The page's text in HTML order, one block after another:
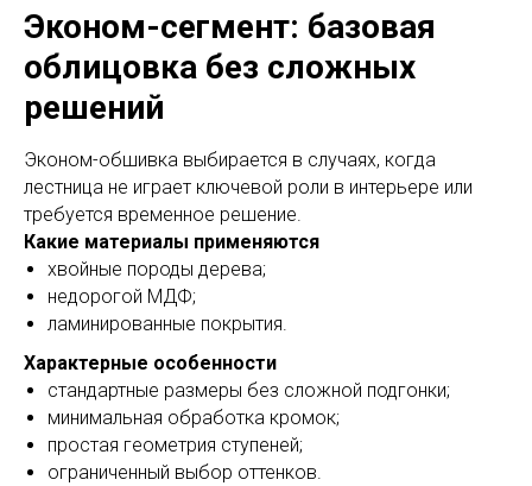
Эконом-сегмент: базовая
облицовка без сложных
решений
Эконом-обшивка выбирается в случаях, когда
лестница не играет ключевой роли в интерьере или
требуется временное решение.
Какие материалы применяются
хвойные породы дерева;
недорогой МДФ;
ламинированные покрытия.
Характерные особенности
стандартные размеры без сложной подгонки;
минимальная обработка кромок;
простая геометрия ступеней;
ограниченный выбор оттенков.